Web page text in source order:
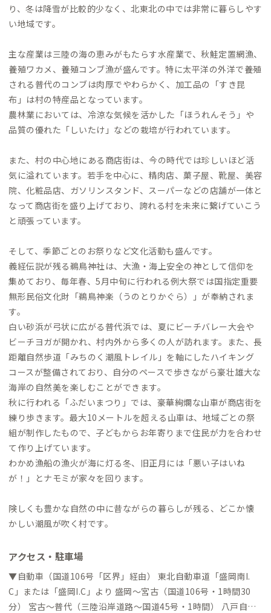
り、冬は降雪が比較的少なく、北東北の中では非常に暮らしやす
い地域です。
主な産業は三陸の海の恵みがもたらす水産業で、秋鮭定置網漁、
養殖ワカメ、養殖コンブ漁が盛んです。特に太平洋の外洋で養殖
される普代のコンブは肉厚でやわらかく、加工品の「すき昆
布」は村の特産品となっています。
農林業においては、冷涼な気候を活かした「ほうれんそう」や
品質の優れた「しいたけ」などの栽培が行われています。
また、村の中心地にある商店街は、今の時代では珍しいほど活
気に溢れています。若手を中心に、精肉店、菓子屋、靴屋、美容
院、化粧品店、ガソリンスタンド、スーパーなどの店舗が一体と
なって商店街を盛り上げており、誇れる村を未来に繋げていこう
と頑張っています。
そして、季節ごとのお祭りなど文化活動も盛んです。
義経伝説が残る鵜鳥神社は、大漁・海上安全の神として信仰を
集めており、毎年春、5月中旬に行われる例大祭では国指定重要
無形民俗文化財「鵜鳥神楽（うのとりかぐら）」が奉納されま
す。
白い砂浜が弓状に広がる普代浜では、夏にビーチバレー大会や
ビーチヨガが開かれ、村内外から多くの人が訪れます。また、長
距離自然歩道「みちのく潮風トレイル」を軸にしたハイキング
コースが整備されており、自分のペースで歩きながら豪壮雄大な
海岸の自然美を楽しむことができます。
秋に行われる「ふだいまつり」では、豪華絢爛な山車が商店街を
練り歩きます。最大10メートルを超える山車は、地域ごとの祭
組が制作したもので、子どもからお年寄りまで住民が力を合わせ
て作り上げています。
わかめ漁船の漁火が海に灯る冬、旧正月には「悪い子はいね
が！」とナモミが家々を回ります。
険しくも豊かな自然の中に昔ながらの暮らしが残る、どこか懐
かしい潮風が吹く村です。
アクセス・駐車場
▼自動車（国道106号「区界」経由） 東北自動車道「盛岡南I.
C」または「盛岡I.C」より 盛岡〜宮古（国道106号・1時間30
分） 宮古〜普代（三陸沿岸道路～国道45号・1時間） 八戸自動